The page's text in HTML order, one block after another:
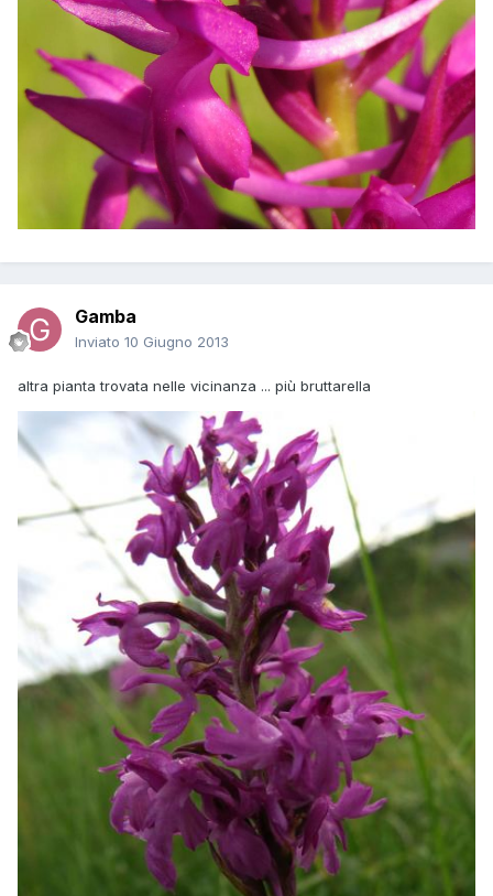
Gamba
Inviato 10 Giugno 2013
altra pianta trovata nelle vicinanza ... più bruttarella